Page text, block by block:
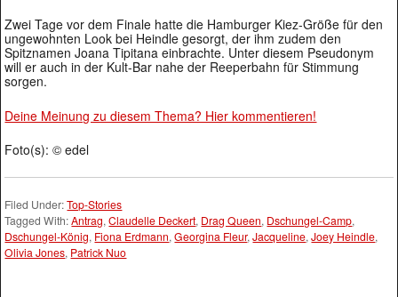
Zwei Tage vor dem Finale hatte die Hamburger Kiez-Größe für den
ungewohnten Look bei Heindle gesorgt, der ihm zudem den
Spitznamen Joana Tipitana einbrachte. Unter diesem Pseudonym
will er auch in der Kult-Bar nahe der Reeperbahn für Stimmung
sorgen.
Deine Meinung zu diesem Thema? Hier kommentieren!
Foto(s): © edel
Filed Under:Top-Stories
Tagged With:Antrag,Claudelle Deckert, Drag Queen, Dschungel-Camp,
Dschungel-König, Fiona Erdmann,Georgina Fleur,Jacqueline,Joey Heindle,
Olivia Jones, Patrick Nuo